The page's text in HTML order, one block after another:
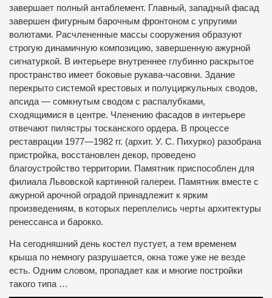
завершает полный антаблемент. Главный, западный фасад
завершен фигурным барочным фронтоном с упругими
волютами. Расчлененные массы сооружения образуют
строгую динамичную композицию, завершенную ажурной
сигнатуркой. В интерьере внутреннее глубинно раскрытое
пространство имеет боковые рукава-часовни. Здание
перекрыто системой крестовых и полуциркульных сводов,
апсида — сомкнутым сводом с распалубками,
сходящимися в центре. Членению фасадов в интерьере
отвечают пилястры тосканского ордера. В процессе
реставрации 1977—1982 гг. (архит. У. С. Пихурко) разобрана
пристройка, восстановлен декор, проведено
благоустройство территории. Памятник приспособлен для
филиала Львовской картинной галереи. Памятник вместе с
ажурной арочной оградой принадлежит к ярким
произведениям, в которых переплелись черты архитектуры
ренессанса и барокко.
На сегодняшний день костел пустует, а тем временем
крыша по немногу разрушается, окна тоже уже не везде
есть. Одним словом, пропадает как и многие постройки
такого типа …